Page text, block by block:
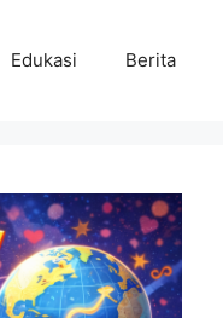
Edukasi Berita